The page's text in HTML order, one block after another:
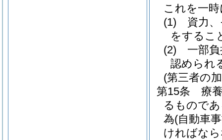
これを一
(1)
資力
をするこ
(2)
一部
認められ
(第三者の
第15条
療
るもので
為(自動車
ければな